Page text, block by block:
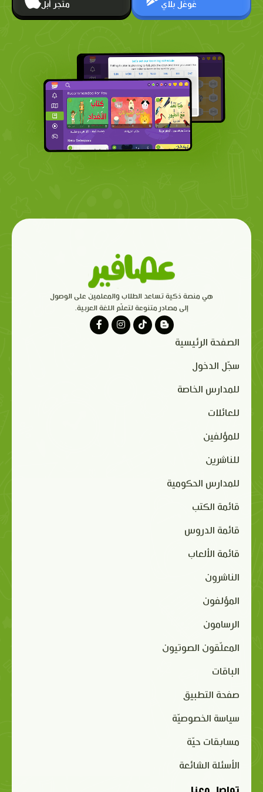
متجر أبل غوغل بلاي
هي منصة ذكية تساعد الطلاب والمعلمين على الوصول
إلى مصادر متنوعة لتعلّم اللغة العربية.
الصفحة الرئيسية
سجّل الدخول
للمدارس الخاصة
للعائلات
للمؤلفين
للناشرين
للمدارس الحكومية
قائمة الكتب
قائمة الدروس
قائمة الألعاب
الناشرون
المؤلفون
الرسامون
المعلّقون الصوتيون
الباقات
صفحة التطبيق
سياسة الخصوصيّة
مسابقات حيّة
الأسئلة الشائعة